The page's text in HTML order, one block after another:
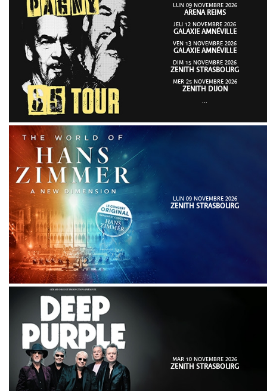
LUN 09 NOVEMBRE 2026
ARENA REIMS
JEU 12 NOVEMBRE 2026
GALAXIE AMNÉVILLE
VEN 13 NOVEMBRE 2026
GALAXIE AMNÉVILLE
DIM 15 NOVEMBRE 2026
ZENITH STRASBOURG
MER 25 NOVEMBRE 2026
ZENITH DIJON
...
LUN 09 NOVEMBRE 2026
ZENITH STRASBOURG
MAR 10 NOVEMBRE 2026
ZENITH STRASBOURG